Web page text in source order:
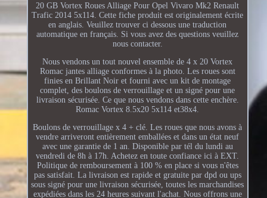
20 GB Vortex Roues Alliage Pour Opel Vivaro Mk2 Renault
Trafic 2014 5x114. Cette fiche produit est originalement écrite
en anglais. Veuillez trouver ci dessous une traduction
automatique en français. Si vous avez des questions veuillez
nous contacter.
Nous vendons un tout nouvel ensemble de 4 x 20 Vortex
Romac jantes alliage conformes à la photo. Les roues sont
finies en Brillant Noir et fourni avec un kit de montage
complet, des boulons de verrouillage et un signé pour une
livraison sécurisée. Ce que nous vendons dans cette enchère.
Romac Vortex 8.5x20 5x114 et38x4.
Boulons de verrouillage x 4 + clé. Les roues que nous avons à
vendre arriveront entièrement emballées et dans un état neuf
avec une garantie de 1 an. Disponible par tél du lundi au
vendredi de 8h à 17h. Achetez en toute confiance ici à EXT.
Politique de remboursement à 100 % en place si vous n'êtes
pas satisfait. La livraison est rapide et gratuite par dpd ou ups
sous signé pour une livraison sécurisée, toutes les marchandises
expédiées dans les 24 heures suivant l'achat. Nous offrons une